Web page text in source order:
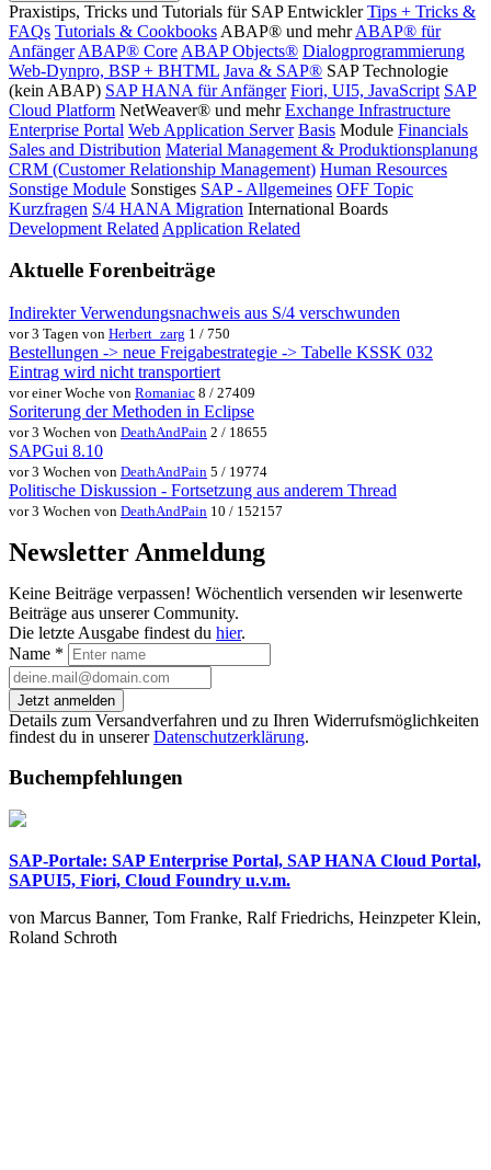
Praxistips, Tricks und Tutorials für SAP Entwickler Tips + Tricks &
FAQs Tutorials & Cookbooks ABAP® und mehr ABAP® für
Anfänger ABAP® Core ABAP Objects® Dialogprogrammierung
Web-Dynpro, BSP + BHTML Java & SAP® SAP Technologie
(kein ABAP) SAP HANA für Anfänger Fiori, UI5, JavaScript SAP
Cloud Platform NetWeaver® und mehr Exchange Infrastructure
Enterprise Portal Web Application Server Basis Module Financials
Sales and Distribution Material Management & Produktionsplanung
CRM (Customer Relationship Management) Human Resources
Sonstige Module Sonstiges SAP - Allgemeines OFF Topic
Kurzfragen S/4 HANA Migration International Boards
Development Related Application Related
Aktuelle Forenbeiträge
Indirekter Verwendungsnachweis aus S/4 verschwunden
vor 3 Tagen von Herbert_zarg 1 / 750
Bestellungen -> neue Freigabestrategie -> Tabelle KSSK 032
Eintrag wird nicht transportiert
vor einer Woche von Romaniac 8 / 27409
Soriterung der Methoden in Eclipse
vor 3 Wochen von DeathAndPain 2 / 18655
SAPGui 8.10
vor 3 Wochen von DeathAndPain 5 / 19774
Politische Diskussion - Fortsetzung aus anderem Thread
vor 3 Wochen von DeathAndPain 10 / 152157
Newsletter Anmeldung
Keine Beiträge verpassen! Wöchentlich versenden wir lesenwerte
Beiträge aus unserer Community.
Die letzte Ausgabe findest du hier.
Name *
Jetzt anmelden
Details zum Versandverfahren und zu Ihren Widerrufsmöglichkeiten
findest du in unsererDatenschutzerklärung.
Buchempfehlungen
SAP-Portale: SAP Enterprise Portal, SAP HANA Cloud Portal,
SAPUI5, Fiori, Cloud Foundry u.v.m.
von Marcus Banner, Tom Franke, Ralf Friedrichs, Heinzpeter Klein,
Roland Schroth